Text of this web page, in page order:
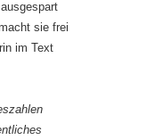
sie frei
im Text